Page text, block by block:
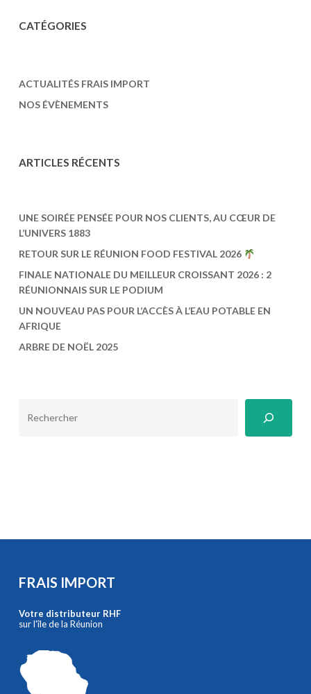
CATÉGORIES
ACTUALITÉS FRAIS IMPORT
NOS ÉVÈNEMENTS
ARTICLES RÉCENTS
UNE SOIRÉE PENSÉE POUR NOS CLIENTS, AU CŒUR DE
L’UNIVERS 1883
RETOUR SUR LE RÉUNION FOOD FESTIVAL 2026
FINALE NATIONALE DU MEILLEUR CROISSANT 2026 : 2
RÉUNIONNAIS SUR LE PODIUM
UN NOUVEAU PAS POUR L’ACCÈS À L’EAU POTABLE EN
AFRIQUE
ARBRE DE NOËL 2025
FRAIS IMPORT
Votre distributeur RHF
sur l'île de la Réunion